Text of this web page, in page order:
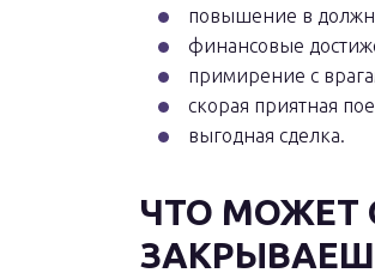
повышение в
финансовые
примирение с
скорая приятная
выгодная сделка.
ЧТО МОЖЕТ